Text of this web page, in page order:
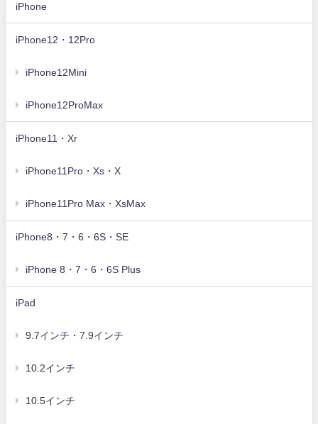
iPhone
iPhone12・12Pro
iPhone12Mini
iPhone12ProMax
iPhone11・Xr
iPhone11Pro・Xs・X
iPhone11Pro Max・XsMax
iPhone8・7・6・6S・SE
iPhone 8・7・6・6S Plus
iPad
9.7インチ・7.9インチ
10.2インチ
10.5インチ